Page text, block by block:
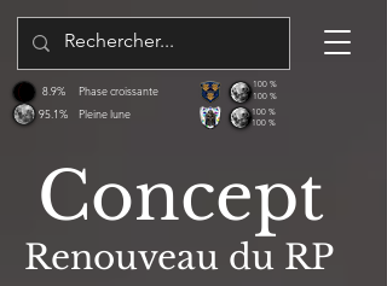
95.1%
8.9%
Pleine lune
Phase croissante
100 %
100 %
100 %
100 %
Concept
Renouveau du RP